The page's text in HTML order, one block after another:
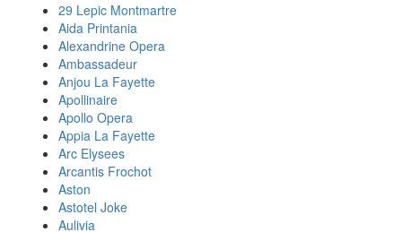
29 Lepic Montmartre
Aida Printania
Alexandrine Opera
Ambassadeur
Anjou La Fayette
Apollinaire
Apollo Opera
Appia La Fayette
Arc Elysees
Arcantis Frochot
Aston
Astotel Joke
Aulivia